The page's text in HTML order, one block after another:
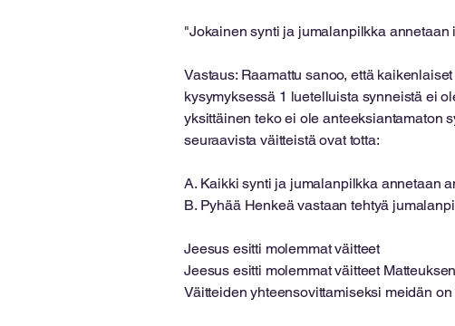
"Jokainen synti ja jumalanpilkka
Vastaus: Raamattu sanoo, että
kysymyksessä 1 luetelluista synneistä ei
yksittäinen teko ei ole anteeksiantamaton
seuraavista väitteistä ovat totta:
A. Kaikki synti ja jumalanpilkka annetaan
B. Pyhää Henkeä vastaan ​​tehtyä
Jeesus esitti molemmat väitteet
Jeesus esitti molemmat väitteet
Väitteiden yhteensovittamiseksi meidän